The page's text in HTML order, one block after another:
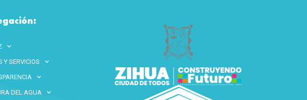
Y SERVICIOS
DEL AGUA